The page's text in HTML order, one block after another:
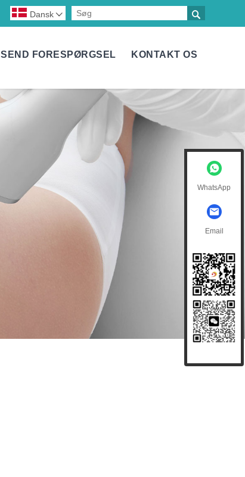

Dansk 
SEND FORESPØRGSEL KONTAKT OS
WhatsApp
Email